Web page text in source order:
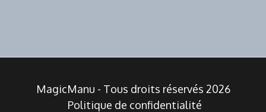
MagicManu - Tous droits réservés 2026
Politique de confidentialité